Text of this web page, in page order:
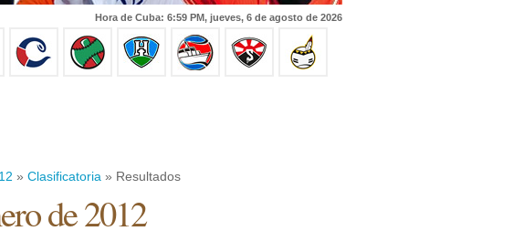
Hora de Cuba: 6:59 PM, jueves, 6 de agosto de 2026
» Clasificatoria » Resultados
de 2012